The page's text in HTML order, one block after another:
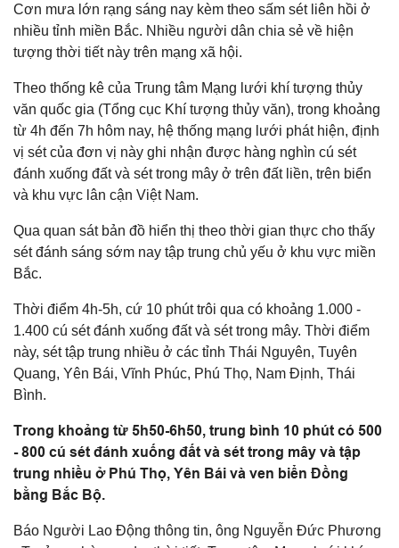
Cơn mưa lớn rạng sáng nay kèm theo sấm sét liên hồi ở
nhiều tỉnh miền Bắc. Nhiều người dân chia sẻ về hiện
tượng thời tiết này trên mạng xã hội.
Theo thống kê của Trung tâm Mạng lưới khí tượng thủy
văn quốc gia (Tổng cục Khí tượng thủy văn), trong khoảng
từ 4h đến 7h hôm nay, hệ thống mạng lưới phát hiện, định
vị sét của đơn vị này ghi nhận được hàng nghìn cú sét
đánh xuống đất và sét trong mây ở trên đất liền, trên biển
và khu vực lân cận Việt Nam.
Qua quan sát bản đồ hiển thị theo thời gian thực cho thấy
sét đánh sáng sớm nay tập trung chủ yếu ở khu vực miền
Bắc.
Thời điểm 4h-5h, cứ 10 phút trôi qua có khoảng 1.000 -
1.400 cú sét đánh xuống đất và sét trong mây. Thời điểm
này, sét tập trung nhiều ở các tỉnh Thái Nguyên, Tuyên
Quang, Yên Bái, Vĩnh Phúc, Phú Thọ, Nam Định, Thái
Bình.
Trong khoảng từ 5h50-6h50, trung bình 10 phút có 500
- 800 cú sét đánh xuống đất và sét trong mây và tập
trung nhiều ở Phú Thọ, Yên Bái và ven biển Đồng
bằng Bắc Bộ.
Báo Người Lao Động thông tin, ông Nguyễn Đức Phương